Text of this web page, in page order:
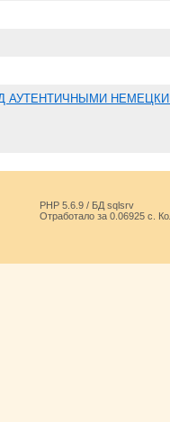
АУТЕНТИЧНЫМИ
PHP 5.6.9 / БД sqlsrv
Отработало за 0.06925 с.